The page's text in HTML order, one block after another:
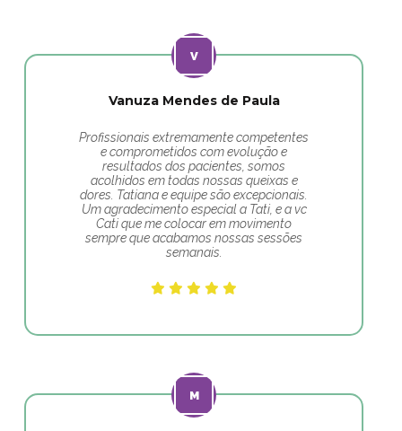
Vanuza Mendes de Paula
Profissionais extremamente competentes
e comprometidos com evolução e
resultados dos pacientes, somos
acolhidos em todas nossas queixas e
dores. Tatiana e equipe são excepcionais.
Um agradecimento especial a Tati, e a vc
Cati que me colocar em movimento
sempre que acabamos nossas sessões
semanais.